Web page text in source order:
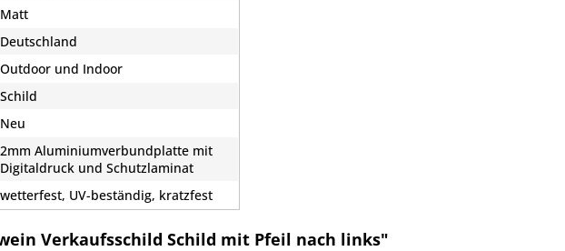
Matt
Deutschland
Outdoor und Indoor
Schild
Neu
2mm Aluminiumverbundplatte mit
Digitaldruck und Schutzlaminat
wetterfest, UV-beständig, kratzfest
Verkaufsschild Schild mit Pfeil nach links"